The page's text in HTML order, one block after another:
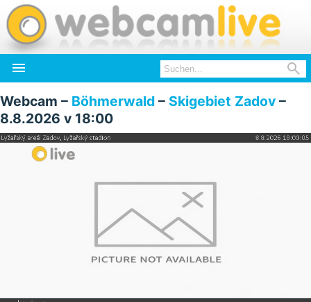
 
Webcam – Böhmerwald – Skigebiet Zadov –
8.8.2026 v 18:00